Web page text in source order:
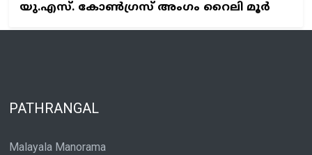
യു.എസ്. കോൺഗ്രസ് അംഗം റൈലി മൂർ
PATHRANGAL
Malayala Manorama